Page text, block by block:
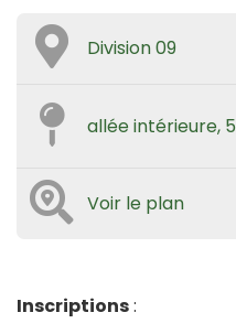
Division 09
allée intérieure, 5
Voir le plan
Inscriptions: